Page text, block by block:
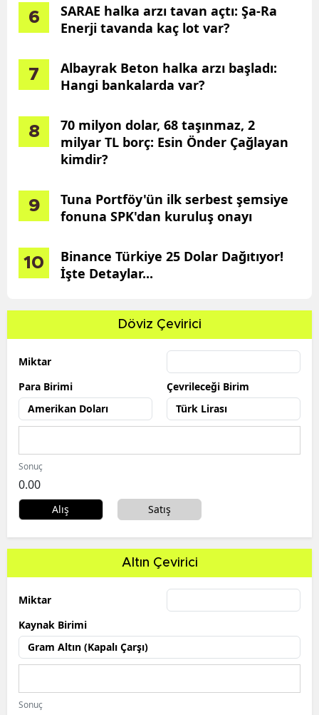
6
SARAE halka arzı tavan açtı: Şa-Ra
Enerji tavanda kaç lot var?
7
Albayrak Beton halka arzı başladı:
Hangi bankalarda var?
8
70 milyon dolar, 68 taşınmaz, 2
milyar TL borç: Esin Önder Çağlayan
kimdir?
9
Tuna Portföy'ün ilk serbest şemsiye
fonuna SPK'dan kuruluş onayı
10
Binance Türkiye 25 Dolar Dağıtıyor!
İşte Detaylar...
Döviz Çevirici
Miktar
Para Birimi
Çevrileceği Birim
Sonuç
0.00
Alış Satış
Altın Çevirici
Miktar
Kaynak Birimi
Sonuç